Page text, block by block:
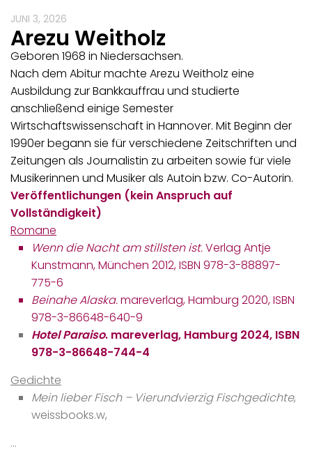
JUNI 3, 2026
Arezu Weitholz
Geboren 1968 in Niedersachsen.
Nach dem Abitur machte Arezu Weitholz eine
Ausbildung zur Bankkauffrau und studierte
anschließend einige Semester
Wirtschaftswissenschaft in Hannover. Mit Beginn der
1990er begann sie für verschiedene Zeitschriften und
Zeitungen als Journalistin zu arbeiten sowie für viele
Musikerinnen und Musiker als Autoin bzw. Co-Autorin.
Veröffentlichungen (kein Anspruch auf
Vollständigkeit)
Romane
Wenn die Nacht am stillsten ist.Verlag Antje
Kunstmann, München 2012, ISBN 978-3-88897-
775-6
Beinahe Alaska.mareverlag, Hamburg 2020, ISBN
978-3-86648-640-9
Hotel Paraiso. mareverlag, Hamburg 2024, ISBN
978-3-86648-744-4
Gedichte
Mein lieber Fisch – Vierundvierzig Fischgedichte,
weissbooks.w,
…